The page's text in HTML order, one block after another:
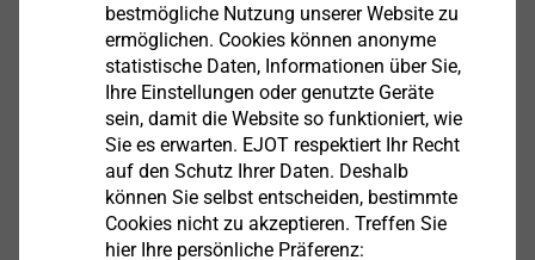
Produkt anzeigen
JT2-3-4,8
Bohrschrauben
Produkt anzeigen
bestmögliche Nutzung unserer Website zu
ermöglichen. Cookies können anonyme
statistische Daten, Informationen über Sie,
Ihre Einstellungen oder genutzte Geräte
sein, damit die Website so funktioniert, wie
Sie es erwarten. EJOT respektiert Ihr Recht
auf den Schutz Ihrer Daten. Deshalb
können Sie selbst entscheiden, bestimmte
Cookies nicht zu akzeptieren. Treffen Sie
hier Ihre persönliche Präferenz: